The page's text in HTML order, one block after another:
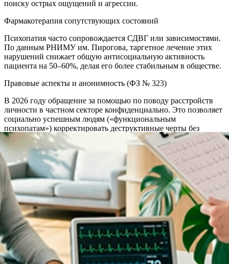
поиску острых ощущений и агрессии.
Фармакотерапия сопутствующих состояний
Психопатия часто сопровождается СДВГ или зависимостями.
По данным РНИМУ им. Пирогова, таргетное лечение этих
нарушений снижает общую антисоциальную активность
пациента на 50–60%, делая его более стабильным в обществе.
Правовые аспекты и анонимность (ФЗ № 323)
В 2026 году обращение за помощью по поводу расстройств
личности в частном секторе конфиденциально. Это позволяет
социально успешным людям («функциональным
психопатам») корректировать деструктивные черты без
ущерба для репутации.
Акции и спецпредложения